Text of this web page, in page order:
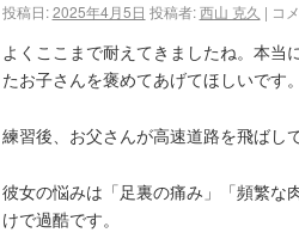
投稿日: 2025年4月5日 投稿者: 西山 克久 | コ
よくここまで耐えてきましたね。本当
たお子さんを褒めてあげてほしいです。
練習後、お父さんが高速道路を飛ばし
彼女の悩みは「足裏の痛み」「頻繁
けで過酷です。